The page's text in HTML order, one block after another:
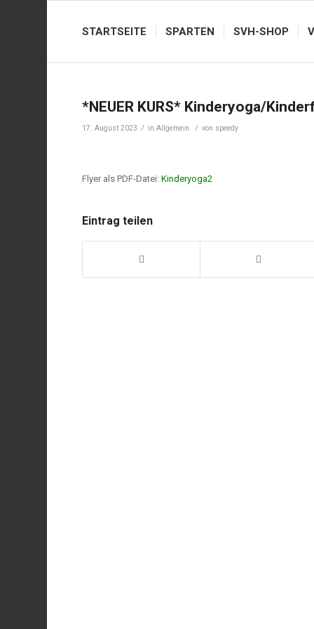
STARTSEITE SPARTEN SVH-SHOP
*NEUER KURS* Kinderyoga/
17. August 2023 / inAllgemein / von speedy
Flyer als PDF-Datei:Kinderyoga2
Eintrag teilen